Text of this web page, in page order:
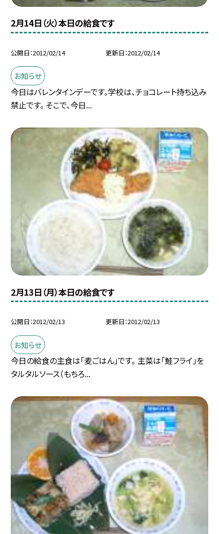
2月14日（火）本日の給食です
公開日 2012/02/14 更新日 2012/02/14
お知らせ
今日はバレンタインデーです。学校は、チョコレート持ち込み
禁止です。 そこで、今日...
2月13日（月）本日の給食です
公開日 2012/02/13 更新日 2012/02/13
お知らせ
今日の給食の主食は「麦ごはん」です。 主菜は「鮭フライ」を
タルタルソース（もちろ...